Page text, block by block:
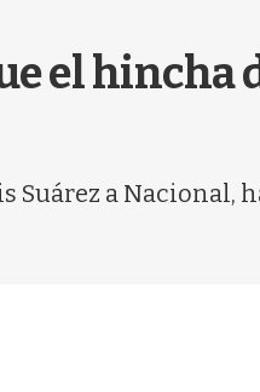
el hincha
a Nacional,